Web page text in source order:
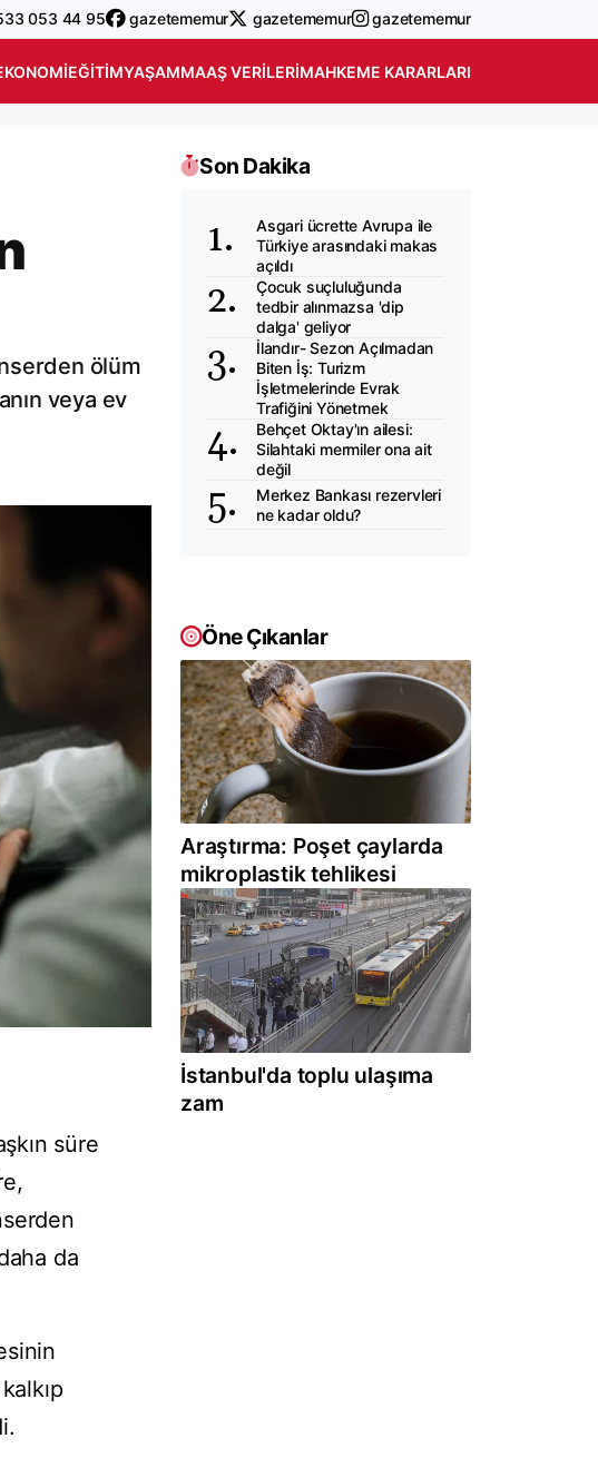
053 44 95 gazetememur gazetememur gazetememur
EĞITIMYAŞAMMAAŞ VERILERIMAHKEME KARARLARI
ölüm
veya ev
süre
da
Son Dakika
Asgari ücrette Avrupa ile
Türkiye arasındaki makas
açıldı
Çocuk suçluluğunda
tedbir alınmazsa 'dip
dalga' geliyor
İlandır- Sezon Açılmadan
Biten İş: Turizm
İşletmelerinde Evrak
Trafiğini Yönetmek
Behçet Oktay'ın ailesi:
Silahtaki mermiler ona ait
değil
Merkez Bankası rezervleri
ne kadar oldu?
Öne Çıkanlar
Araştırma: Poşet çaylarda
mikroplastik tehlikesi
İstanbul'da toplu ulaşıma
zam